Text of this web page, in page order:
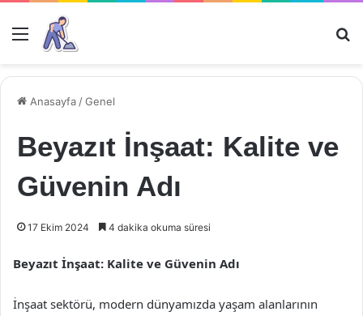
Menü
Anasayfa /Genel
Beyazıt İnşaat: Kalite ve
Güvenin Adı
17 Ekim 2024 4 dakika okuma süresi
Beyazıt İnşaat: Kalite ve Güvenin Adı
İnşaat sektörü, modern dünyamızda yaşam alanlarının